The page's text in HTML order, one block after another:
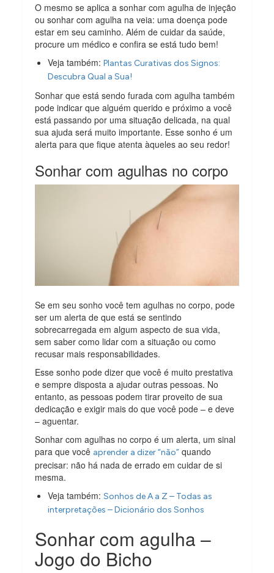
O mesmo se aplica a sonhar com agulha de injeção
ou sonhar com agulha na veia: uma doença pode
estar em seu caminho. Além de cuidar da saúde,
procure um médico e confira se está tudo bem!
Veja também:Plantas Curativas dos Signos:
Descubra Qual a Sua!
Sonhar que está sendo furada com agulha também
pode indicar que alguém querido e próximo a você
está passando por uma situação delicada, na qual
sua ajuda será muito importante. Esse sonho é um
alerta para que fique atenta àqueles ao seu redor!
Sonhar com agulhas no corpo
Se em seu sonho você tem agulhas no corpo, pode
ser um alerta de que está se sentindo
sobrecarregada em algum aspecto de sua vida,
sem saber como lidar com a situação ou como
recusar mais responsabilidades.
Esse sonho pode dizer que você é muito prestativa
e sempre disposta a ajudar outras pessoas. No
entanto, as pessoas podem tirar proveito de sua
dedicação e exigir mais do que você pode – e deve
– aguentar.
Sonhar com agulhas no corpo é um alerta, um sinal
para que você aprender a dizer “não” quando
precisar: não há nada de errado em cuidar de si
mesma.
Veja também:Sonhos de A a Z – Todas as
interpretações – Dicionário dos Sonhos
Sonhar com agulha –
Jogo do Bicho